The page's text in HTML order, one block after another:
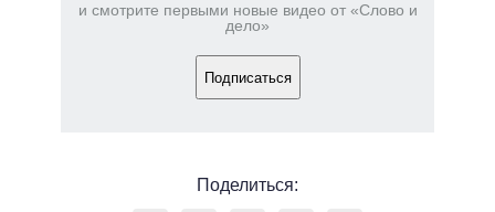
и смотрите первыми новые видео от «Слово и
дело»
Подписаться
Поделиться: